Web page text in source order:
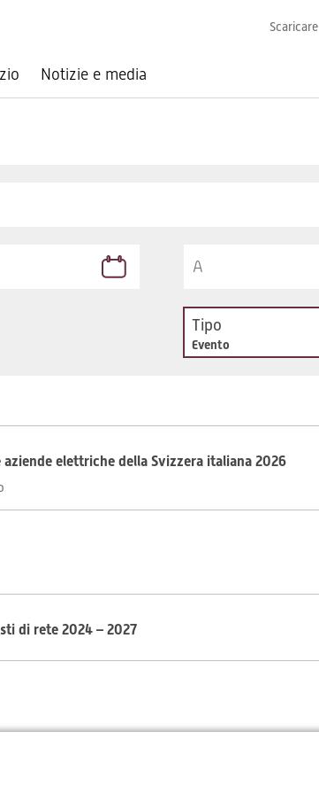
Notizie e media
Scaricare
Tipo
Evento
elettriche della Svizzera italiana 2026
di rete 2024 – 2027